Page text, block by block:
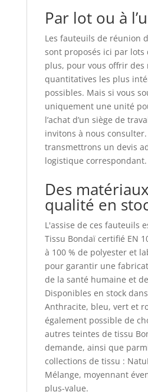
Par lot ou à
Les fauteuils de réunion
sont proposés ici par lots
plus, pour vous offrir des
quantitatives les plus
possibles. Mais si vous
uniquement une unité
l’achat d’un siège de
invitons à nous
transmettrons un devis
logistique correspondant.
Des
qualité en
L'assise de ces fauteuils
Tissu Bondaï certifié EN
à 100 % de polyester et
pour garantir une
de la santé humaine et
Disponibles en stock
Anthracite, bleu, vert et
également possible de
autres teintes de tissu
demande, ainsi que
collections de tissu :
Mélange, moyennant
plus-value.